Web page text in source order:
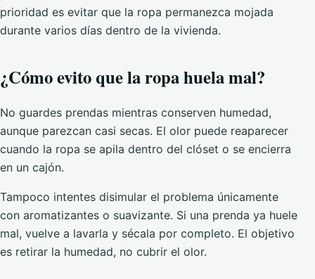
prioridad es evitar que la ropa permanezca mojada
durante varios días dentro de la vivienda.
¿Cómo evito que la ropa huela mal?
No guardes prendas mientras conserven humedad,
aunque parezcan casi secas. El olor puede reaparecer
cuando la ropa se apila dentro del clóset o se encierra
en un cajón.
Tampoco intentes disimular el problema únicamente
con aromatizantes o suavizante. Si una prenda ya huele
mal, vuelve a lavarla y sécala por completo. El objetivo
es retirar la humedad, no cubrir el olor.